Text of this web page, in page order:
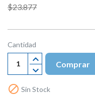
$23.877
Cantidad
Comprar
 Sin Stock